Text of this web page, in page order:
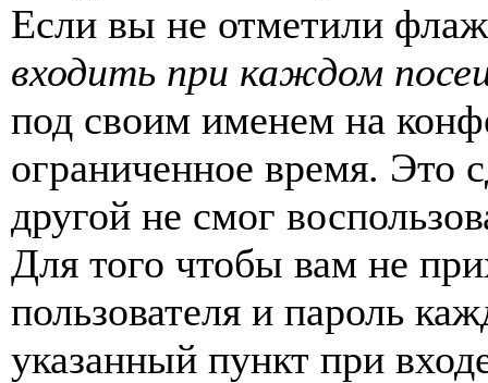
Если вы не отметили
входить при каждом
под своим именем на
ограниченное время. Это
другой не смог
Для того чтобы вам не
пользователя и пароль
указанный пункт при